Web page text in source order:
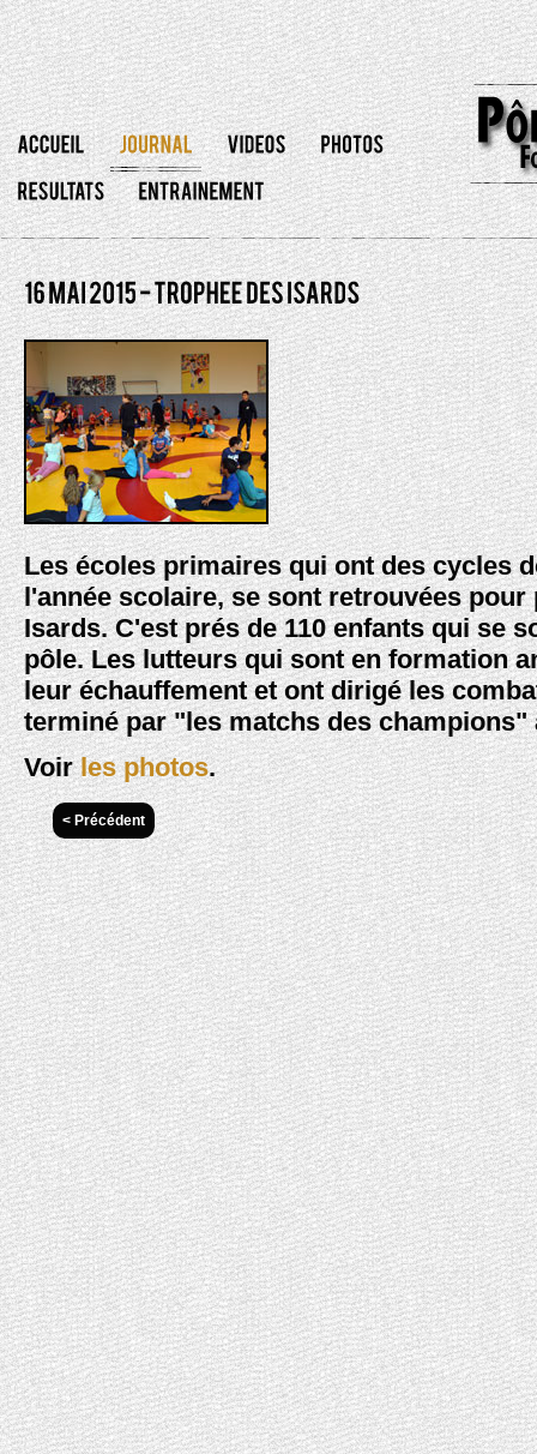
Les écoles primaires qui ont des cycles
l'année scolaire, se sont retrouvées pour
Isards. C'est prés de 110 enfants qui se
pôle. Les lutteurs qui sont en formation
leur échauffement et ont dirigé les
terminé par "les matchs des champions"
Voirles photos.
< Précédent